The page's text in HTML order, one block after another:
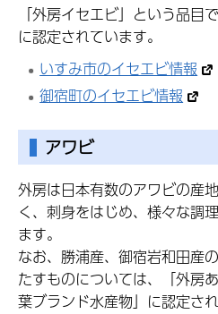
「外房イセエビ」という品目
に認定されています。
いすみ市のイセエビ情報
御宿町のイセエビ情報
アワビ
外房は日本有数のアワビの産
く、刺身をはじめ、様々な調
ます。
なお、勝浦産、御宿岩和田産
たすものについては、「外房
葉ブランド水産物」に認定され